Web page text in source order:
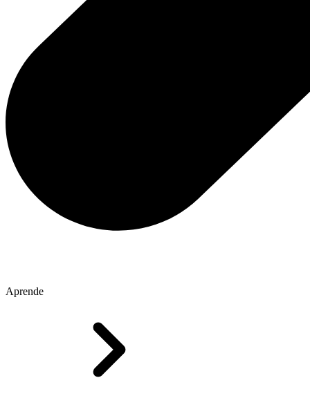
Aprende